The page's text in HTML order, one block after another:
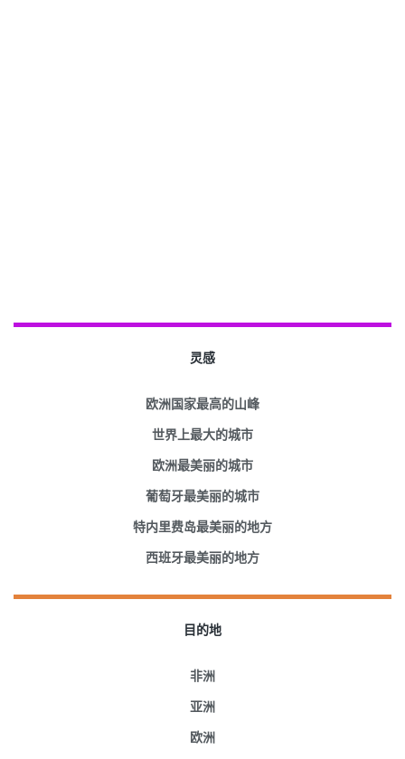
灵感
欧洲国家最高的山峰
世界上最大的城市
欧洲最美丽的城市
葡萄牙最美丽的城市
特内里费岛最美丽的地方
西班牙最美丽的地方
目的地
非洲
亚洲
欧洲